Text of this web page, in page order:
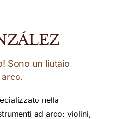
Sono un liutaio
nella
ad arco: violini,